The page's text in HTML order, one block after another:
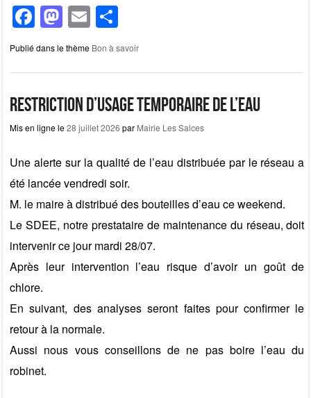
F
a
c
e
b
o
o
k
M
a
st
o
d
o
E
m
ail
ar
ta
g
er
Publié dans le thème Bon à savoir
Restriction d’usage temporaire de l’eau
Mis en ligne le28 juillet 2026 par Mairie Les Salces
Une alerte sur la qualité de l’eau distribuée par le réseau a
été lancée vendredi soir.
M. le maire à distribué des bouteilles d’eau ce weekend.
Le SDEE, notre prestataire de maintenance du réseau, doit
intervenir ce jour mardi 28/07.
Après leur intervention l’eau risque d’avoir un goût de
chlore.
En suivant, des analyses seront faites pour confirmer le
retour à la normale.
Aussi nous vous conseillons de ne pas boire l’eau du
robinet.